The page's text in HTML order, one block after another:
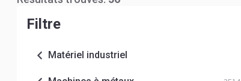
Filtre
Matériel industriel